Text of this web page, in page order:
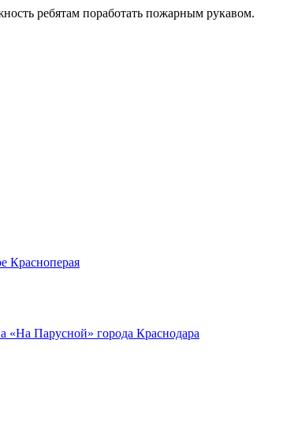
ребятам поработать пожарным рукавом.
Красноперая
Парусной» города Краснодара